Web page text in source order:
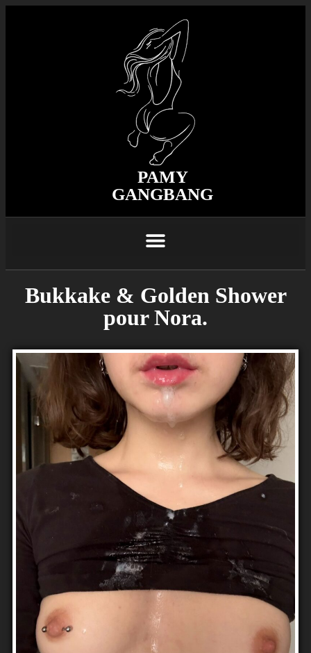
PAMY
GANGBANG
Bukkake & Golden Shower
pour Nora.